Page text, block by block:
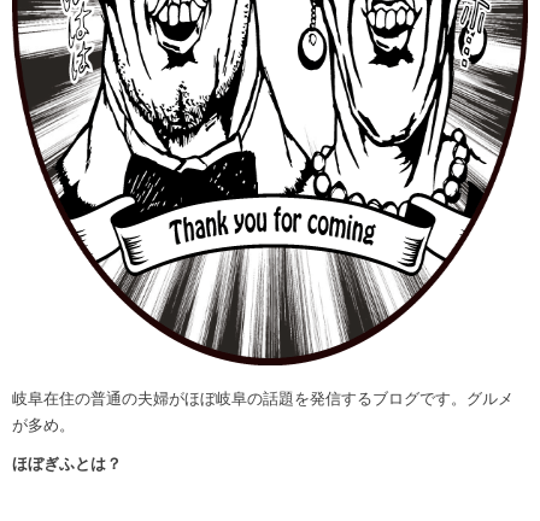
岐阜在住の普通の夫婦がほぼ岐阜の話題を発信するブログです。グルメ
が多め。
ほぼぎふとは？